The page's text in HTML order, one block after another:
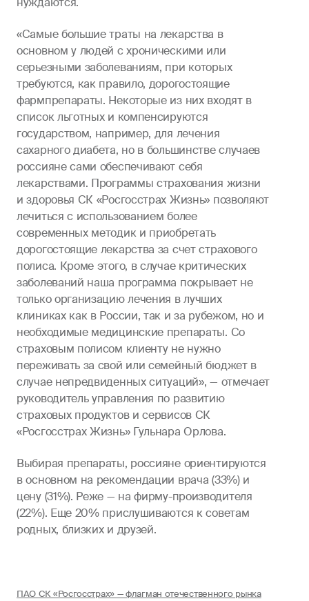
«Самые большие траты на лекарства в
основном у людей с хроническими или
серьезными заболеваниям, при которых
требуются, как правило, дорогостоящие
фармпрепараты. Некоторые из них входят в
список льготных и компенсируются
государством, например, для лечения
сахарного диабета, но в большинстве случаев
россияне сами обеспечивают себя
лекарствами. Программы страхования жизни
и здоровья СК «Росгосстрах Жизнь» позволяют
лечиться с использованием более
современных методик и приобретать
дорогостоящие лекарства за счет страхового
полиса. Кроме этого, в случае критических
заболеваний наша программа покрывает не
только организацию лечения в лучших
клиниках как в России, так и за рубежом, но и
необходимые медицинские препараты. Со
страховым полисом клиенту не нужно
переживать за свой или семейный бюджет в
случае непредвиденных ситуаций», — отмечает
руководитель управления по развитию
страховых продуктов и сервисов СК
«Росгосстрах Жизнь» Гульнара Орлова.
Выбирая препараты, россияне ориентируются
в основном на рекомендации врача (33%) и
цену (31%). Реже — на фирму-производителя
(22%). Еще 20% прислушиваются к советам
родных, близких и друзей.
ПАО СК «Росгосстрах» — флагман отечественного рынка